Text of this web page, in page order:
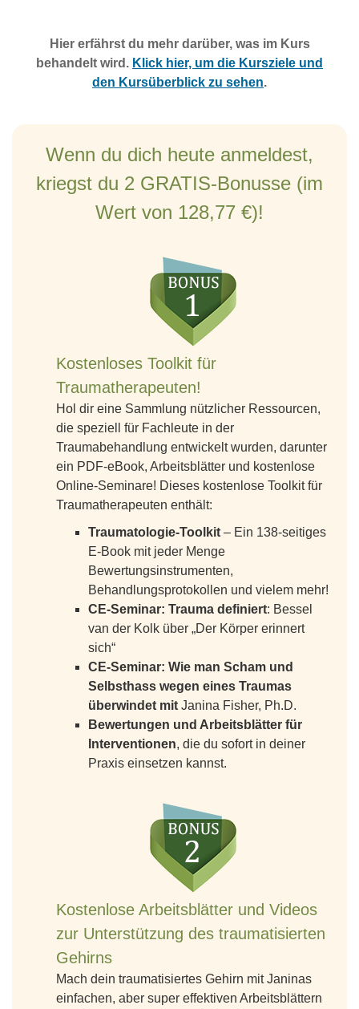
Hier erfährst du mehr darüber, was im Kurs
behandelt wird. Klick hier, um die Kursziele und
den Kursüberblick zu sehen.
Wenn du dich heute anmeldest,
kriegst du 2 GRATIS-Bonusse (im
Wert von 128,77 €)!
Kostenloses Toolkit für
Traumatherapeuten!
Hol dir eine Sammlung nützlicher Ressourcen,
die speziell für Fachleute in der
Traumabehandlung entwickelt wurden, darunter
ein PDF-eBook, Arbeitsblätter und kostenlose
Online-Seminare! Dieses kostenlose Toolkit für
Traumatherapeuten enthält:
Traumatologie-Toolkit – Ein 138-seitiges
E-Book mit jeder Menge
Bewertungsinstrumenten,
Behandlungsprotokollen und vielem mehr!
CE-Seminar: Trauma definiert: Bessel
van der Kolk über „Der Körper erinnert
sich“
CE-Seminar: Wie man Scham und
Selbsthass wegen eines Traumas
überwindet mit Janina Fisher, Ph.D.
Bewertungen und Arbeitsblätter für
Interventionen, die du sofort in deiner
Praxis einsetzen kannst.
Kostenlose Arbeitsblätter und Videos
zur Unterstützung des traumatisierten
Gehirns
Mach dein traumatisiertes Gehirn mit Janinas
einfachen, aber super effektiven Arbeitsblättern